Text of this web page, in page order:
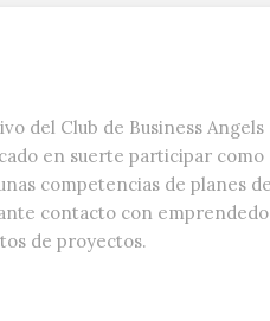
del Club de Business
en suerte participar como
competencias de planes
contacto con
de proyectos.